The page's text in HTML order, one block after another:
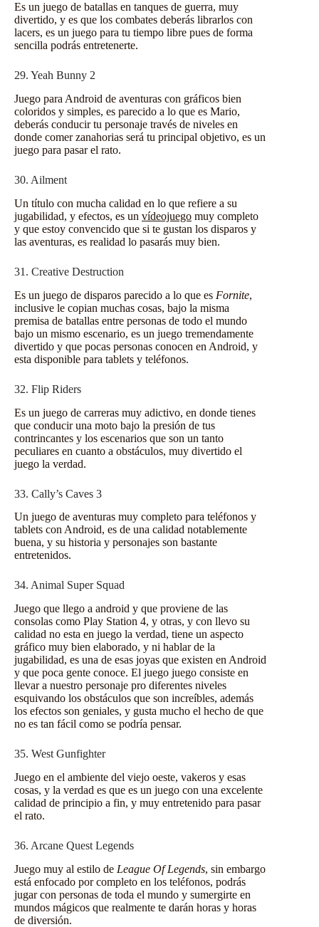
Es un juego de batallas en tanques de guerra, muy
divertido, y es que los combates deberás librarlos con
lacers, es un juego para tu tiempo libre pues de forma
sencilla podrás entretenerte.
29. Yeah Bunny 2
Juego para Android de aventuras con gráficos bien
coloridos y simples, es parecido a lo que es Mario,
deberás conducir tu personaje través de niveles en
donde comer zanahorias será tu principal objetivo, es un
juego para pasar el rato.
30. Ailment
Un título con mucha calidad en lo que refiere a su
jugabilidad, y efectos, es un vídeojuego muy completo
y que estoy convencido que si te gustan los disparos y
las aventuras, es realidad lo pasarás muy bien.
31. Creative Destruction
Es un juego de disparos parecido a lo que es Fornite,
inclusive le copian muchas cosas, bajo la misma
premisa de batallas entre personas de todo el mundo
bajo un mismo escenario, es un juego tremendamente
divertido y que pocas personas conocen en Android, y
esta disponible para tablets y teléfonos.
32. Flip Riders
Es un juego de carreras muy adictivo, en donde tienes
que conducir una moto bajo la presión de tus
contrincantes y los escenarios que son un tanto
peculiares en cuanto a obstáculos, muy divertido el
juego la verdad.
33. Cally’s Caves 3
Un juego de aventuras muy completo para teléfonos y
tablets con Android, es de una calidad notablemente
buena, y su historia y personajes son bastante
entretenidos.
34. Animal Super Squad
Juego que llego a android y que proviene de las
consolas como Play Station 4, y otras, y con llevo su
calidad no esta en juego la verdad, tiene un aspecto
gráfico muy bien elaborado, y ni hablar de la
jugabilidad, es una de esas joyas que existen en Android
y que poca gente conoce. El juego juego consiste en
llevar a nuestro personaje pro diferentes niveles
esquivando los obstáculos que son increíbles, además
los efectos son geniales, y gusta mucho el hecho de que
no es tan fácil como se podría pensar.
35. West Gunfighter
Juego en el ambiente del viejo oeste, vakeros y esas
cosas, y la verdad es que es un juego con una excelente
calidad de principio a fin, y muy entretenido para pasar
el rato.
36. Arcane Quest Legends
Juego muy al estilo de League Of Legends, sin embargo
está enfocado por completo en los teléfonos, podrás
jugar con personas de toda el mundo y sumergirte en
mundos mágicos que realmente te darán horas y horas
de diversión.